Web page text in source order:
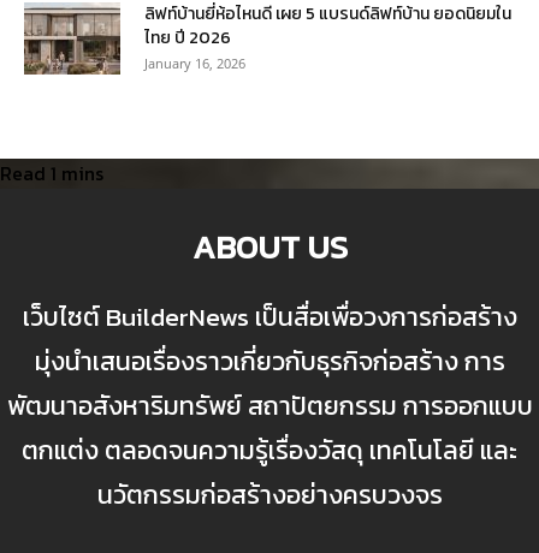
ลิฟท์บ้านยี่ห้อไหนดี เผย 5 แบรนด์ลิฟท์บ้าน ยอดนิยมใน
ไทย ปี 2026
January 16, 2026
ABOUT US
เว็บไซต์ BuilderNews เป็นสื่อเพื่อวงการก่อสร้าง
มุ่งนำเสนอเรื่องราวเกี่ยวกับธุรกิจก่อสร้าง การ
พัฒนาอสังหาริมทรัพย์ สถาปัตยกรรม การออกแบบ
ตกแต่ง ตลอดจนความรู้เรื่องวัสดุ เทคโนโลยี และ
นวัตกรรมก่อสร้างอย่างครบวงจร